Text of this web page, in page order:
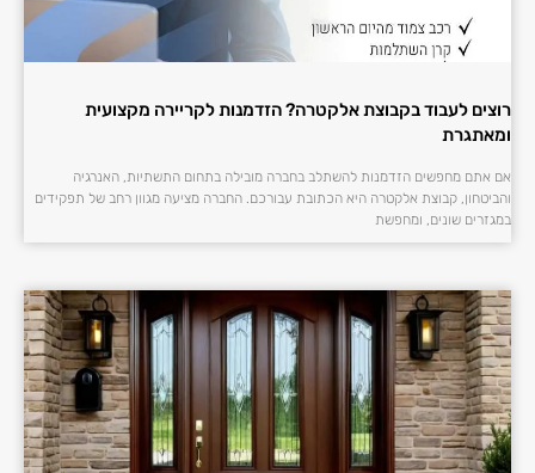
רוצים לעבוד בקבוצת אלקטרה? הזדמנות לקריירה מקצועית
ומאתגרת
אם אתם מחפשים הזדמנות להשתלב בחברה מובילה בתחום התשתיות, האנרגיה
והביטחון, קבוצת אלקטרה היא הכתובת עבורכם. החברה מציעה מגוון רחב של תפקידים
במגזרים שונים, ומחפשת